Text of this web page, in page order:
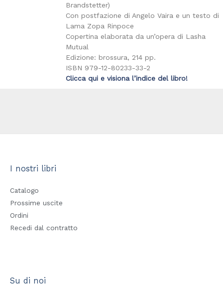
Brandstetter)
Con postfazione di Angelo Vaira e un testo di
Lama Zopa Rinpoce
Copertina elaborata da un’opera di Lasha
Mutual
Edizione: brossura, 214 pp.
ISBN 979-12-80233-33-2
Clicca qui e visiona l’indice del libro!
I nostri libri
Catalogo
Prossime uscite
Ordini
Recedi dal contratto
Su di noi